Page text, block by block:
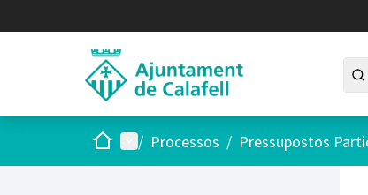
Inici Menú principal
/ Processos / Pressupostos